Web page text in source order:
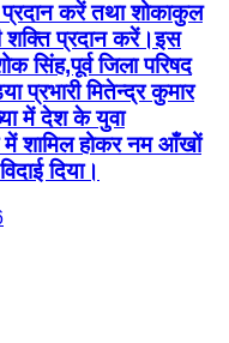
प्रदान करें तथा शोकाकुल
शक्ति प्रदान करें।इस
सिंह,पूर्व जिला परिषद
प्रभारी मितेन्द्र कुमार
में देश के युवा
में शामिल होकर नम आँखों
दिया।